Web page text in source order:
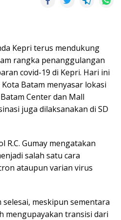
Kepri terus mendukung
rangka penanggulangan
covid-19 di Kepri. Hari ini
Batam menyasar lokasi
Center dan Mall
juga dilaksanakan di SD
R.C. Gumay mengatakan
salah satu cara
ataupun varian virus
selesai, meskipun sementara
mengupayakan transisi dari